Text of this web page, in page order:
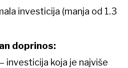
investicija (manja od 1.3
doprinos:
investicija koja je najviše